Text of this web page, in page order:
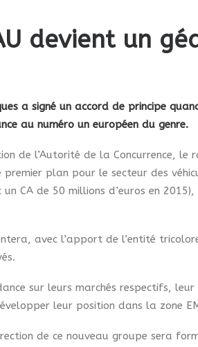
devient un
a signé un accord de principe
au numéro un européen du genre.
de l’Autorité de la Concurrence,
plan pour le secteur des
CA de 50 millions d’euros en
avec l’apport de l’entité
sur leurs marchés respectifs,
leur position dans la zone
de ce nouveau groupe sera